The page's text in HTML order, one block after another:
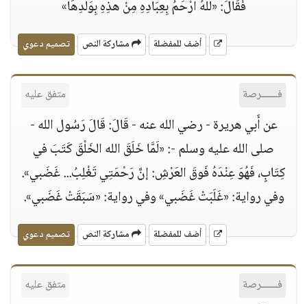
فَقَالَ: «للهُ أرْحَمُ بِعِبَادِهِ مِنْ هذِهِ بِوَلَدِهَا»
أضف للمفضلة مشاركة النص تصميم دعوي
فــــــرصة متفق عليه
عن أَبي هريرة - رضي الله عنه - قَالَ: قَالَ رَسُول الله -
صلى الله عليه وسلم -: «لَمَّا خَلَقَ الله الخَلْقَ كَتَبَ في
كِتَابٍ، فَهُوَ عِنْدَهُ فَوقَ العَرْشِ: إنَّ رَحْمَتِي تَغْلِبُ... غَضَبي».
وفي رواية: «غَلَبَتْ غَضَبي» وفي رواية: «سَبَقَتْ غَضَبي».
أضف للمفضلة مشاركة النص تصميم دعوي
فــــــرصة متفق عليه